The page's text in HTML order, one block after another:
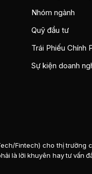
Nhóm ngành
Quỹ đầu tư
Trái Phiếu Chính
Sự kiện doanh
Fintech) cho thị trường
là lời khuyên hay tư vấn